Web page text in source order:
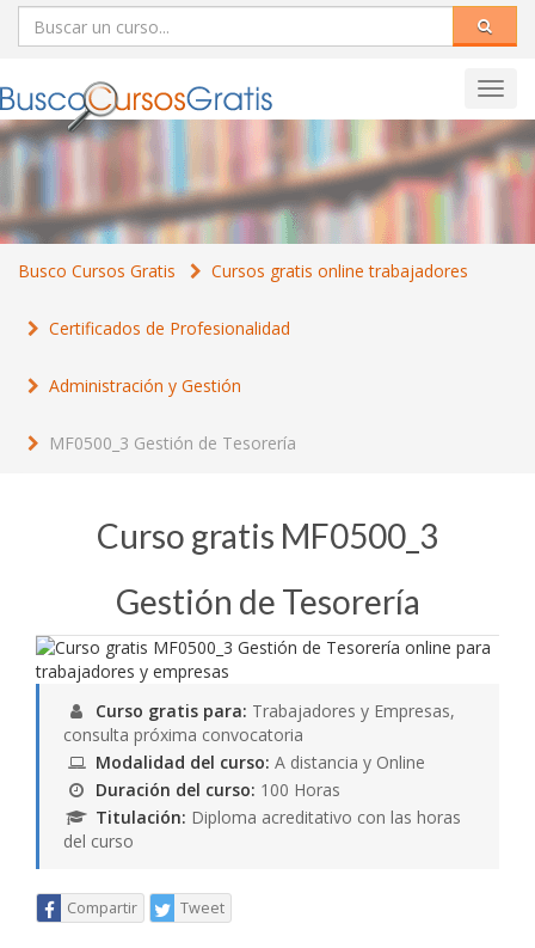
Busco Cursos Gratis Cursos gratis online trabajadores
Certificados de Profesionalidad
Administración y Gestión
MF0500_3 Gestión de Tesorería
Curso gratis MF0500_3
Gestión de Tesorería
Curso gratis para: Trabajadores y Empresas,
consulta próxima convocatoria
Modalidad del curso: A distancia y Online
Duración del curso: 100 Horas
Titulación: Diploma acreditativo con las horas
del curso
Compartir Tweet